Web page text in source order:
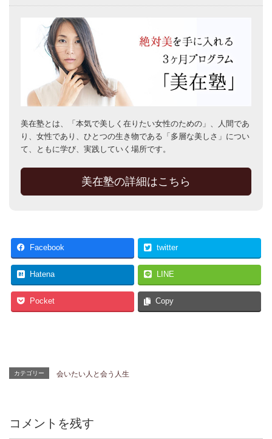
美在塾とは、「本気で美しく在りたい女性のための」、人間であ
り、女性であり、ひとつの生き物である「多層な美しさ」につい
て、ともに学び、実践していく場所です。
美在塾の詳細はこちら
Facebook twitter
Hatena LINE
Pocket Copy
カテゴリー 会いたい人と会う人生
コメントを残す